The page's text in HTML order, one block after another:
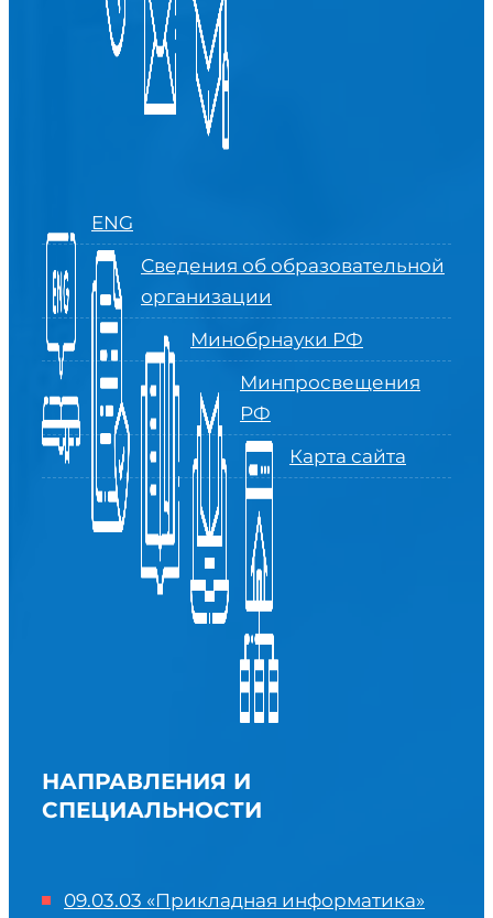
ENG
Сведения об образовательной
организации
Минобрнауки РФ
Минпросвещения
РФ
Карта сайта
НАПРАВЛЕНИЯ И
СПЕЦИАЛЬНОСТИ
09.03.03 «Прикладная информатика»